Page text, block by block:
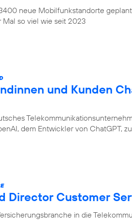
neue Mobilfunkstandorte
so viel wie seit 2023
und Kunden
dem Entwickler von ChatGPT,
Director Customer
in die